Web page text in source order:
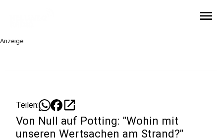
menu
Anzeige
Teilen: open_in_new
Von Null auf Potting: "Wohin mit
unseren Wertsachen am Strand?"